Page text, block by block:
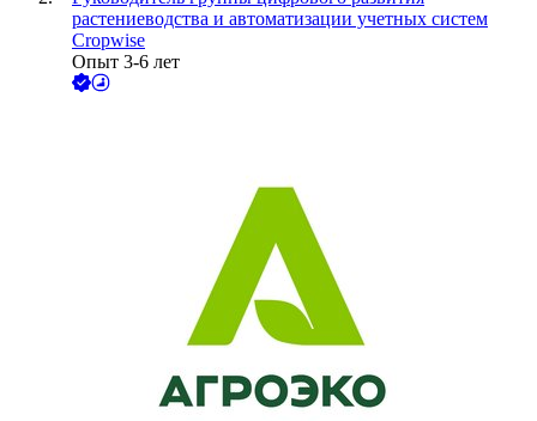
растениеводства и автоматизации учетных систем
Cropwise
Опыт 3-6 лет